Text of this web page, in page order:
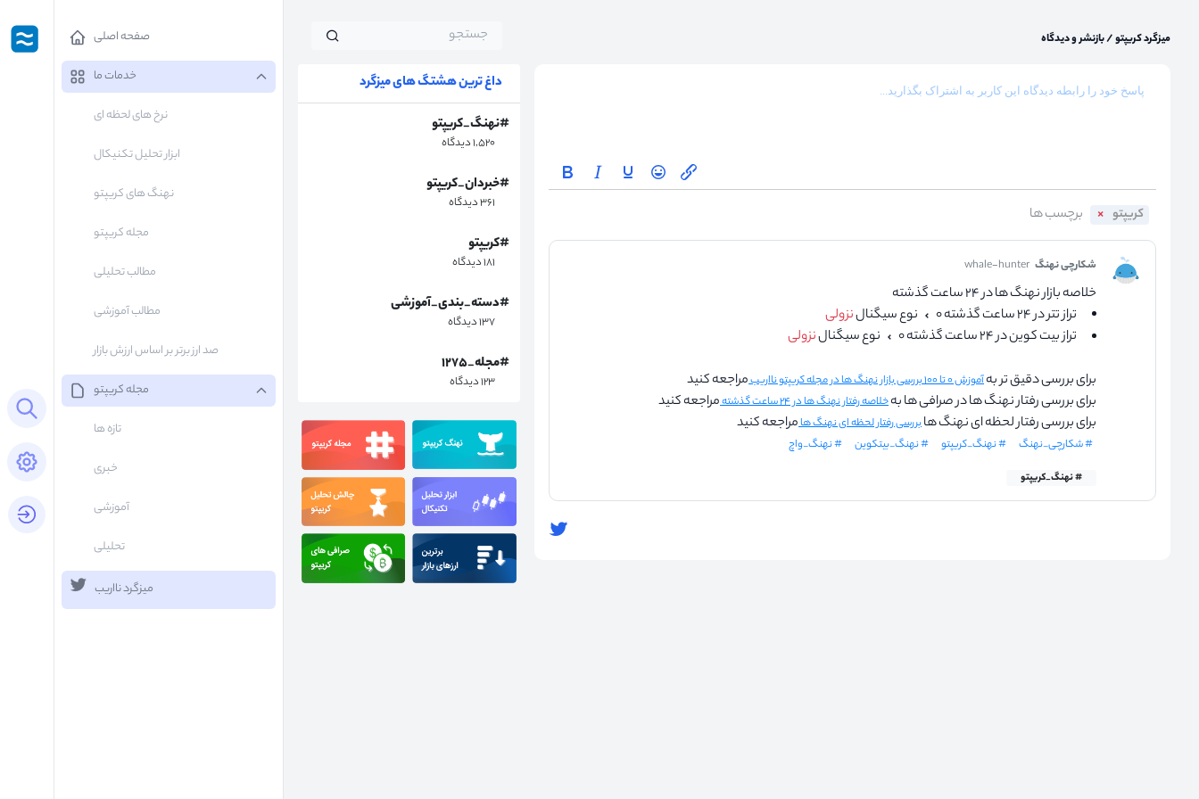
Open search panel
Open settings panel
login button
صفحه اصلی
خدمات ما
نرخ های لحظه ای
ابزار تحلیل تکنیکال
نهنگ های کریپتو
مجله کریپتو
مطالب تحلیلی
مطالب آموزشی
صد ارز برتر بر اساس ارزش بازار
مجله کریپتو
تازه ها
خبری
آموزشی
تحلیلی
میزگرد نااریب
میزگرد کریپتو/بازنشر و دیدگاه
کریپتو
شکارچی نهنگ whale-hunter
خلاصه بازار نهنگ ها در ۲۴ ساعت گذشته
تراز تتر در ۲۴ ساعت گذشته ۰
نوع سیگنالنزولی
تراز بیت کوین در ۲۴ ساعت گذشته ۰
نوع سیگنالنزولی
برای بررسی دقیق تر بهآموزش ۰ تا ۱۰۰ بررسی بازار نهنگ ها در مجله کریپتو نااریب
مراجعه کنید
برای بررسی رفتار نهنگ ها در صرافی ها بهخلاصه رفتار نهنگ ها در ۲۴ ساعت گذشته
مراجعه کنید
برای بررسی رفتار لحظه ای نهنگ هابررسی رفتار لحظه ای نهنگ هامراجعه کنید
# شکارچی_نهنگ # نهنگ_کریپتو # نهنگ_بیتکوین # نهنگ_واچ
# نهنگ_کریپتو
داغ ترین هشتگ های میزگرد
#نهنگ_کریپتو
۱,۵۲۰ دیدگاه
#خبردان_کریپتو
۳۶۱ دیدگاه
#کریپتو
۱۸۱ دیدگاه
#دسته_بندی_آموزشی
۱۳۷ دیدگاه
#مجله_۱۲۷۵
۱۲۳ دیدگاه